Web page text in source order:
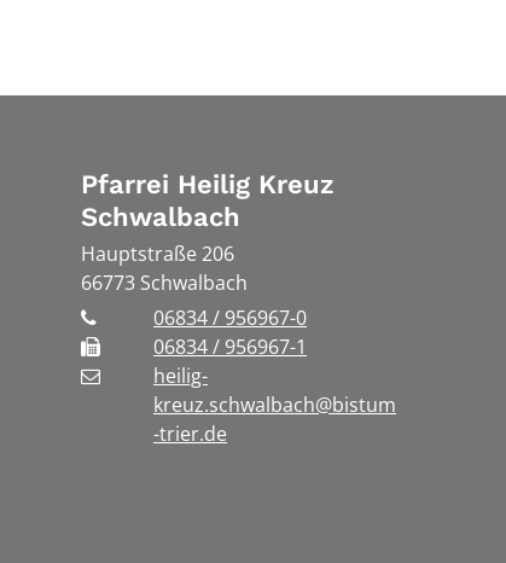
Pfarrei Heilig Kreuz
Schwalbach
Hauptstraße 206
66773 Schwalbach
06834 / 956967-0
06834 / 956967-1
heilig-
kreuz.schwalbach@bistum
-trier.de